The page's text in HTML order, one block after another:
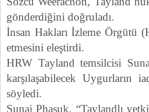
gönderdiğini doğruladı.
İnsan Hakları İzleme Örgütü
etmesini eleştirdi.
HRW Tayland temsilcisi
karşılaşabilecek Uygurların
söyledi.
Sunai Phasuk, “Taylandlı